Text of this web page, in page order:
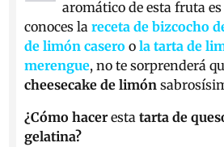
aromático de esta fruta
conoces lareceta de bizcocho
de limón casero ola tarta de
merengue, no te sorprenderá
cheesecake de limón
¿Cómo haceresta tarta de
gelatina?